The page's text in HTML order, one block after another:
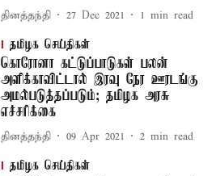
தினத்தந்தி 27 Dec 2021 1 min read
தமிழக செய்திகள்
கொரோனா கட்டுப்பாடுகள் பலன்
அளிக்காவிட்டால் இரவு நேர ஊரடங்கு
அமல்படுத்தப்படும்; தமிழக அரசு
எச்சரிக்கை
தினத்தந்தி 09 Apr 2021 2 min read
தமிழக செய்திகள்